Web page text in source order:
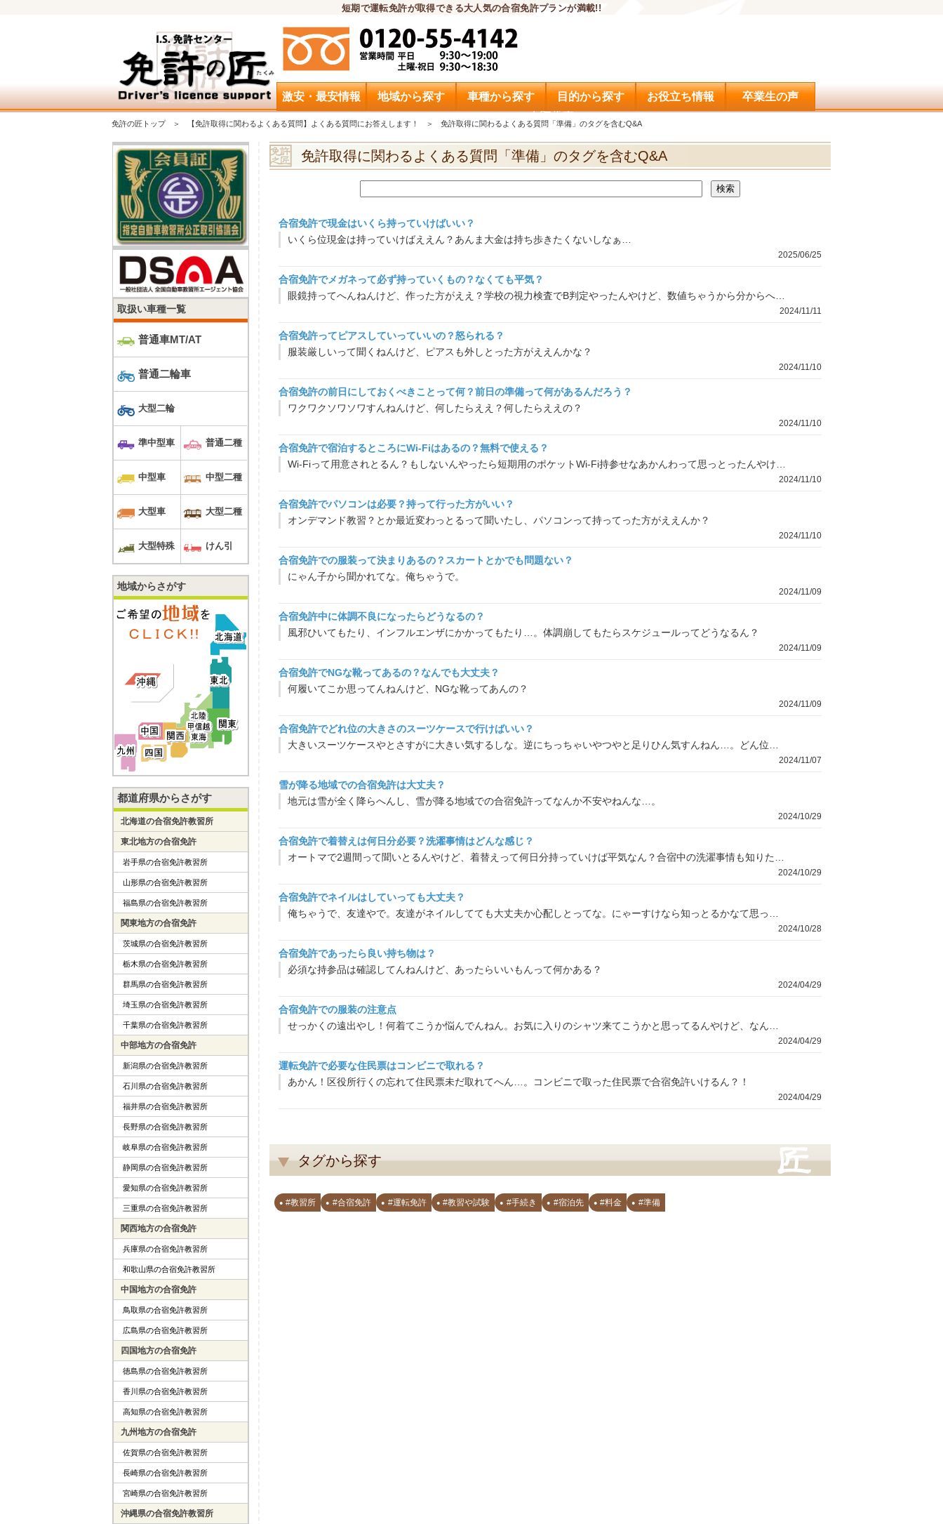
短期で運転免許が取得できる大人気の合宿免許プランが満載!!
問合せ
激安・最安情報 地域から探す 車種から探す 目的から探す お役立ち情報 卒業生の声
免許の匠トップ 【免許取得に関わるよくある質問】よくある質問にお答えします！ 免許取得に関わるよくある質問「準備」のタグを含むQ&A
免許取得に関わるよくある質問「準備」のタグを含むQ&A
合宿免許で現金はいくら持っていけばいい？
いくら位現金は持っていけばええん？あんま大金は持ち歩きたくないしなぁ…
2025/06/25
合宿免許でメガネって必ず持っていくもの？なくても平気？
眼鏡持ってへんねんけど、作った方がええ？学校の視力検査でB判定やったんやけど、数値ちゃうから分からへんねんな。
2024/11/11
合宿免許ってピアスしていっていいの？怒られる？
服装厳しいって聞くねんけど、ピアスも外しとった方がええんかな？
2024/11/10
合宿免許の前日にしておくべきことって何？前日の準備って何があるんだろう？
ワクワクソワソワすんねんけど、何したらええ？何したらええの？
2024/11/10
合宿免許で宿泊するところにWi-Fiはあるの？無料で使える？
2024/11/10
合宿免許でパソコンは必要？持って行った方がいい？
オンデマンド教習？とか最近変わっとるって聞いたし、パソコンって持ってった方がええんか？
2024/11/10
合宿免許での服装って決まりあるの？スカートとかでも問題ない？
にゃん子から聞かれてな。俺ちゃうで。
2024/11/09
合宿免許中に体調不良になったらどうなるの？
風邪ひいてもたり、インフルエンザにかかってもたり…。体調崩してもたらスケジュールってどうなるん？
2024/11/09
合宿免許でNGな靴ってあるの？なんでも大丈夫？
何履いてこか思ってんねんけど、NGな靴ってあんの？
2024/11/09
合宿免許でどれ位の大きさのスーツケースで行けばいい？
2024/11/07
雪が降る地域での合宿免許は大丈夫？
地元は雪が全く降らへんし、雪が降る地域での合宿免許ってなんか不安やねんな…。
2024/10/29
合宿免許で着替えは何日分必要？洗濯事情はどんな感じ？
2024/10/29
合宿免許でネイルはしていっても大丈夫？
2024/10/28
合宿免許であったら良い持ち物は？
必須な持参品は確認してんねんけど、あったらいいもんって何かある？
2024/04/29
合宿免許での服装の注意点
2024/04/29
運転免許で必要な住民票はコンビニで取れる？
あかん！区役所行くの忘れて住民票未だ取れてへん…。コンビニで取った住民票で合宿免許いけるん？！
2024/04/29
タグから探す
#教習所 #合宿免許 #運転免許 #教習や試験 #手続き #宿泊先 #料金 #準備
取扱い車種一覧
普通車MT/AT
普通二輪車
大型二輪
準中型車 普通二種
中型車 中型二種
大型車 大型二種
大型特殊 けん引
地域からさがす
都道府県からさがす
北海道の合宿免許教習所
東北地方の合宿免許
岩手県の合宿免許教習所
山形県の合宿免許教習所
福島県の合宿免許教習所
関東地方の合宿免許
茨城県の合宿免許教習所
栃木県の合宿免許教習所
群馬県の合宿免許教習所
埼玉県の合宿免許教習所
千葉県の合宿免許教習所
中部地方の合宿免許
新潟県の合宿免許教習所
石川県の合宿免許教習所
福井県の合宿免許教習所
長野県の合宿免許教習所
岐阜県の合宿免許教習所
静岡県の合宿免許教習所
愛知県の合宿免許教習所
三重県の合宿免許教習所
関西地方の合宿免許
兵庫県の合宿免許教習所
和歌山県の合宿免許教習所
中国地方の合宿免許
鳥取県の合宿免許教習所
広島県の合宿免許教習所
四国地方の合宿免許
徳島県の合宿免許教習所
香川県の合宿免許教習所
高知県の合宿免許教習所
九州地方の合宿免許
佐賀県の合宿免許教習所
長崎県の合宿免許教習所
宮崎県の合宿免許教習所
沖縄県の合宿免許教習所